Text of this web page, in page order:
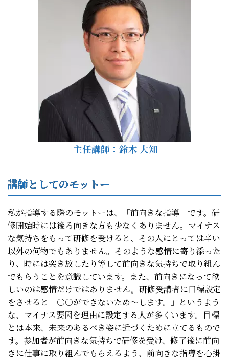
主任講師：鈴木 大知
講師としてのモットー
私が指導する際のモットーは、「前向きな指導」です。研
修開始時には後ろ向きな方も少なくありません。マイナス
な気持ちをもって研修を受けると、その人にとっては辛い
以外の何物でもありません。そのような感情に寄り添った
り、時には突き放したり等して前向きな気持ちで取り組ん
でもらうことを意識しています。また、前向きになって欲
しいのは感情だけではありません。研修受講者に目標設定
をさせると「○○ができないため～します。」というよう
な、マイナス要因を理由に設定する人が多くいます。目標
とは本来、未来のあるべき姿に近づくために立てるもので
す。参加者が前向きな気持ちで研修を受け、修了後に前向
きに仕事に取り組んでもらえるよう、前向きな指導を心掛